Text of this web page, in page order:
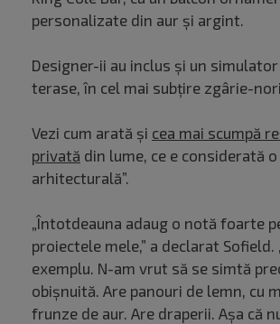
personalizate din aur și argint.
Designer-ii au inclus și un
terase, în cel mai subțire zgârie-
Vezi cum arată și cea mai scumpă
privată din lume, ce e considerată
arhitecturală”.
„Întotdeauna adaug o notă foarte
proiectele mele,” a declarat Sofield.
exemplu. N-am vrut să se simtă
obișnuită. Are panouri de lemn, cu
frunze de aur. Are draperii. Așa că